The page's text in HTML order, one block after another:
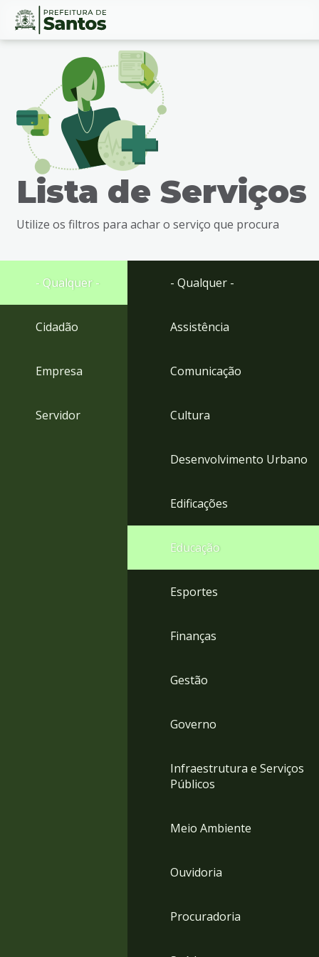
Ir
busca
Ir
rodapé
Conteúdo
Lista de Serviços
Utilize os filtros para achar o serviço que procura
- Qualquer -
Cidadão
Empresa
Servidor
- Qualquer -
Assistência
Comunicação
Cultura
Desenvolvimento Urbano
Edificações
Educação
Esportes
Finanças
Gestão
Governo
Infraestrutura e Serviços
Públicos
Meio Ambiente
Ouvidoria
Procuradoria